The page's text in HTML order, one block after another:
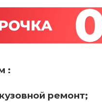
:
ремонт;